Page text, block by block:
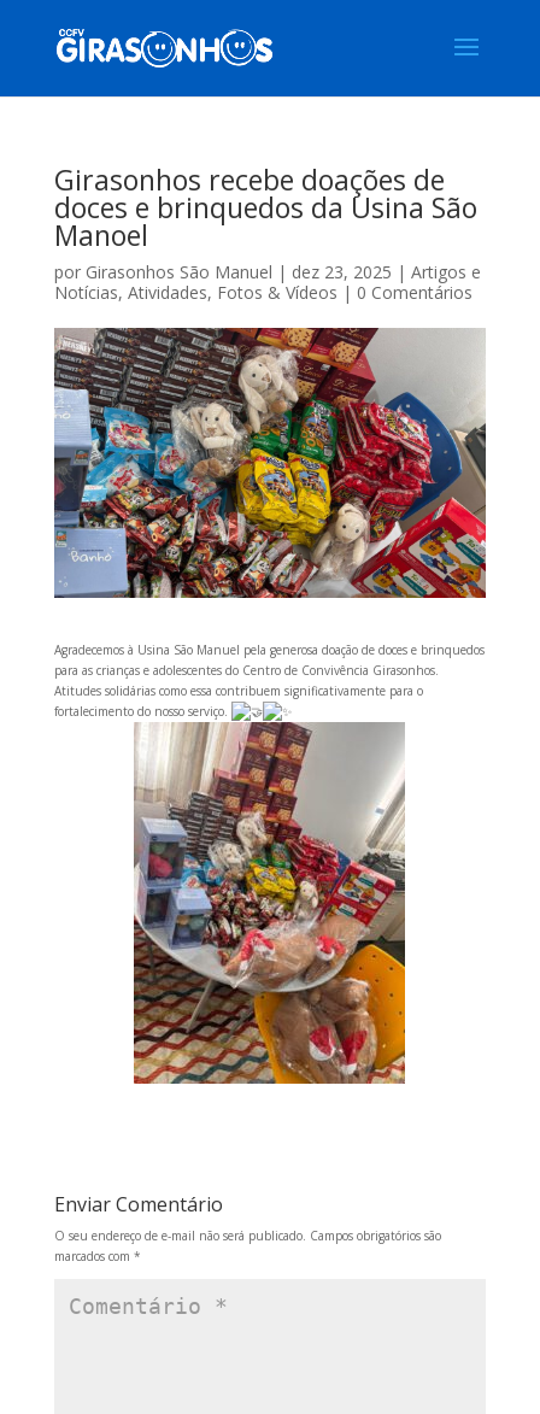
Girasonhos recebe doações de
doces e brinquedos da Usina São
Manoel
por Girasonhos São Manuel | dez 23, 2025 | Artigos e
Notícias, Atividades, Fotos & Vídeos | 0 Comentários
Agradecemos à Usina São Manuel pela generosa doação de doces e brinquedos
para as crianças e adolescentes do Centro de Convivência Girasonhos.
Atitudes solidárias como essa contribuem significativamente para o
fortalecimento do nosso serviço.
Enviar Comentário
O seu endereço de e-mail não será publicado. Campos obrigatórios são
marcados com *